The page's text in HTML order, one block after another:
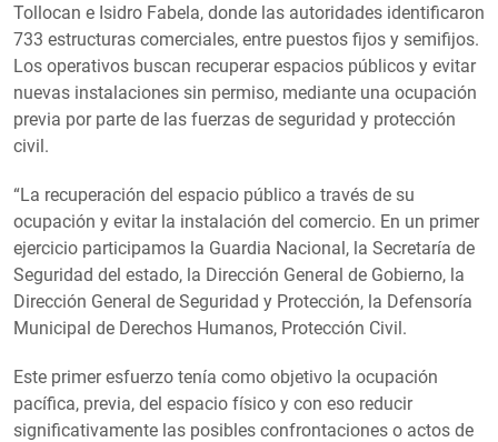
Tollocan e Isidro Fabela, donde las autoridades identificaron
733 estructuras comerciales, entre puestos fijos y semifijos.
Los operativos buscan recuperar espacios públicos y evitar
nuevas instalaciones sin permiso, mediante una ocupación
previa por parte de las fuerzas de seguridad y protección
civil.
“La recuperación del espacio público a través de su
ocupación y evitar la instalación del comercio. En un primer
ejercicio participamos la Guardia Nacional, la Secretaría de
Seguridad del estado, la Dirección General de Gobierno, la
Dirección General de Seguridad y Protección, la Defensoría
Municipal de Derechos Humanos, Protección Civil.
Este primer esfuerzo tenía como objetivo la ocupación
pacífica, previa, del espacio físico y con eso reducir
significativamente las posibles confrontaciones o actos de